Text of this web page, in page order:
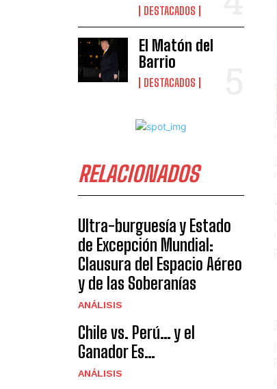
DESTACADOS
El Matón del
Barrio
DESTACADOS
RELACIONADOS
Ultra-burguesía y Estado
de Excepción Mundial:
Clausura del Espacio Aéreo
y de las Soberanías
ANÁLISIS
Chile vs. Perú… y el
Ganador Es…
ANÁLISIS